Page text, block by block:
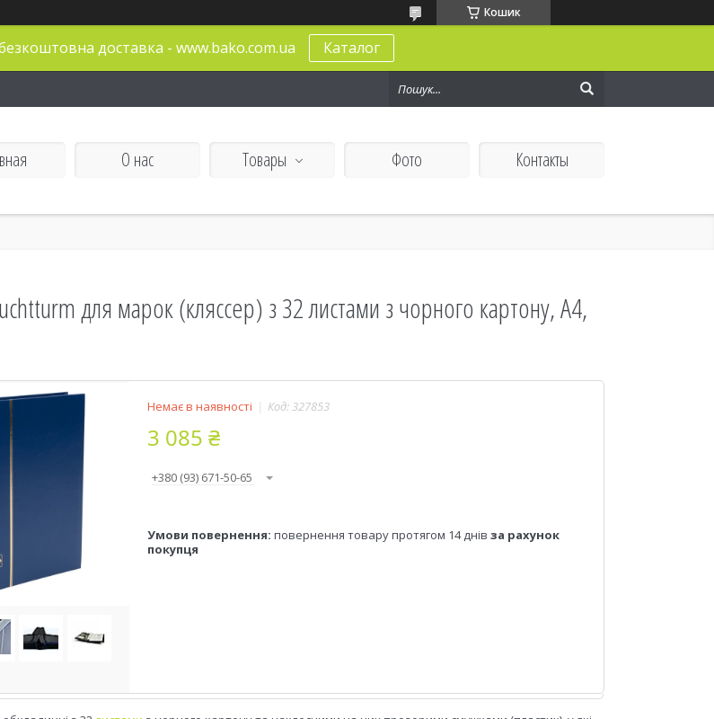
Кошик
доставка - www.bako.com.ua Каталог
О нас Товары Фото Контакты
для марок (кляссер) з 32 листами з чорного картону, А4,
Немає в наявності Код:327853
3 085 ₴
+380 (93) 671-50-65
повернення товару протягом 14 днів за рахунок
покупця